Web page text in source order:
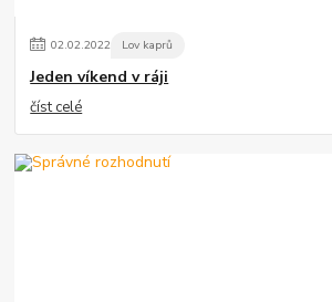
02.02.2022 Lov kaprů
Jeden víkend v ráji
číst celé